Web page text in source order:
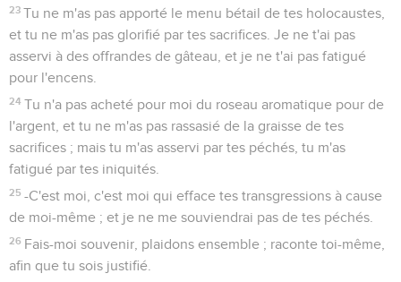
23 Tu ne m'as pas apporté le menu bétail de tes holocaustes,
et tu ne m'as pas glorifié par tes sacrifices. Je ne t'ai pas
asservi à des offrandes de gâteau, et je ne t'ai pas fatigué
pour l'encens.
24 Tu n'a pas acheté pour moi du roseau aromatique pour de
l'argent, et tu ne m'as pas rassasié de la graisse de tes
sacrifices ; mais tu m'as asservi par tes péchés, tu m'as
fatigué par tes iniquités.
25 -C'est moi, c'est moi qui efface tes transgressions à cause
de moi-même ; et je ne me souviendrai pas de tes péchés.
26 Fais-moi souvenir, plaidons ensemble ; raconte toi-même,
afin que tu sois justifié.